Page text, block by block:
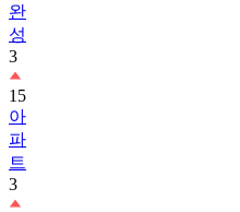
완
성
3
15
아
파
트
3